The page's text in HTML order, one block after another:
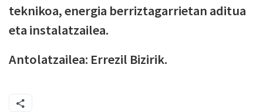
teknikoa, energia berriztagarrietan aditua
eta instalatzailea.
Antolatzailea: Errezil Bizirik.